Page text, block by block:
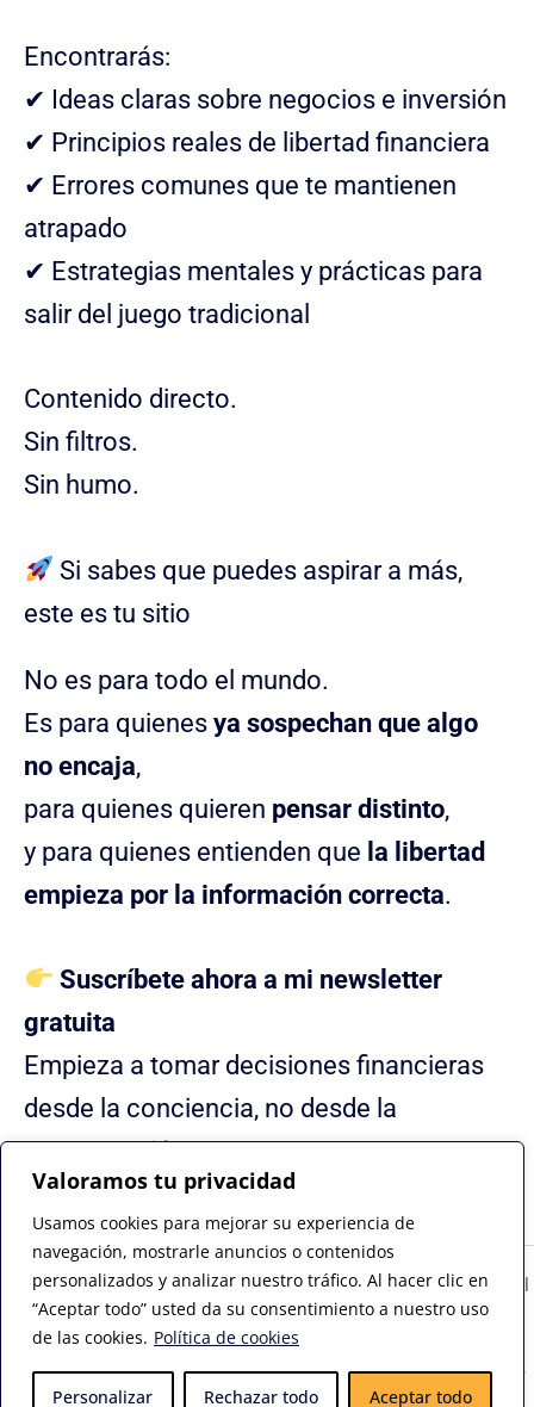
Valoramos tu privacidad
Usamos cookies para mejorar su experiencia de
navegación, mostrarle anuncios o contenidos
personalizados y analizar nuestro tráfico. Al hacer clic en
“Aceptar todo” usted da su consentimiento a nuestro uso
de las cookies. Política de cookies
Personalizar Rechazar todo Aceptar todo
Encontrarás:
✔ Ideas claras sobre negocios e inversión
✔ Principios reales de libertad financiera
✔ Errores comunes que te mantienen
atrapado
✔ Estrategias mentales y prácticas para
salir del juego tradicional
Contenido directo.
Sin filtros.
Sin humo.
Si sabes que puedes aspirar a más,
este es tu sitio
No es para todo el mundo.
Es para quienes ya sospechan que algo
no encaja,
para quienes quieren pensar distinto,
y para quienes entienden que la libertad
empieza por la información correcta.
Suscríbete ahora a mi newsletter
gratuita
Empieza a tomar decisiones financieras
desde la conciencia, no desde la
programación.
Copyright © 2026 - Todos los derechos reservados - José Miguel
García - Mentor de Emprendedores y Consultor de Marketing
Digital
Contacto-Aviso legal-Privacidad-Política de cookies-Diseño
Web por Visibilidad Digital